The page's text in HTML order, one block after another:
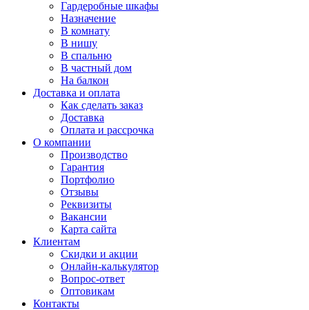
Гардеробные шкафы
Назначение
В комнату
В нишу
В спальню
В частный дом
На балкон
Доставка и оплата
Как сделать заказ
Доставка
Оплата и рассрочка
О компании
Производство
Гарантия
Портфолио
Отзывы
Реквизиты
Вакансии
Карта сайта
Клиентам
Скидки и акции
Онлайн-калькулятор
Вопрос-ответ
Оптовикам
Контакты